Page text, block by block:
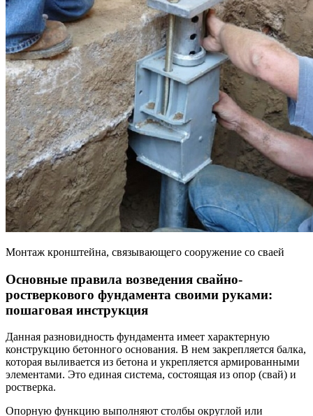
Монтаж кронштейна, связывающего сооружение со сваей
Основные правила возведения свайно-
ростверкового фундамента своими руками:
пошаговая инструкция
Данная разновидность фундамента имеет характерную
конструкцию бетонного основания. В нем закрепляется балка,
которая выливается из бетона и укрепляется армированными
элементами. Это единая система, состоящая из опор (свай) и
ростверка.
Опорную функцию выполняют столбы округлой или